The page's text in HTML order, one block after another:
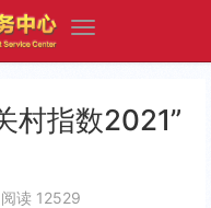
村指数2021”
阅读 12529